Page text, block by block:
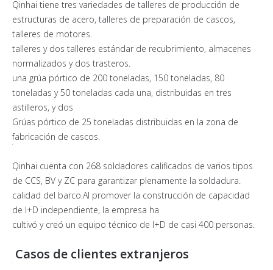
Qinhai tiene tres variedades de talleres de producción de
estructuras de acero, talleres de preparación de cascos,
talleres de motores.
talleres y dos talleres estándar de recubrimiento, almacenes
normalizados y dos trasteros.
una grúa pórtico de 200 toneladas, 150 toneladas, 80
toneladas y 50 toneladas cada una, distribuidas en tres
astilleros, y dos
Grúas pórtico de 25 toneladas distribuidas en la zona de
fabricación de cascos.
Qinhai cuenta con 268 soldadores calificados de varios tipos
de CCS, BV y ZC para garantizar plenamente la soldadura.
calidad del barco.Al promover la construcción de capacidad
de I+D independiente, la empresa ha
cultivó y creó un equipo técnico de I+D de casi 400 personas.
Casos de clientes extranjeros